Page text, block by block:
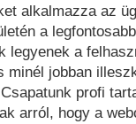
alkalmazza az
a
legyenek a
minél jobban
profi
arról, hogy a